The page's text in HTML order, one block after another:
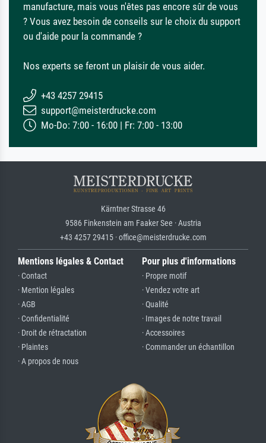
manufacture, mais vous n'êtes pas encore sûr de vous
? Vous avez besoin de conseils sur le choix du support
ou d'aide pour la commande ?
Nos experts se feront un plaisir de vous aider.
+43 4257 29415
support@meisterdrucke.com
Mo-Do: 7:00 - 16:00 | Fr: 7:00 - 13:00
Kärntner Strasse 46
9586 Finkenstein am Faaker See · Austria
+43 4257 29415 · office@meisterdrucke.com
Mentions légales & Contact
· Contact
· Mention légales
· AGB
· Confidentialité
· Droit de rétractation
· Plaintes
· A propos de nous
Pour plus d'informations
· Propre motif
· Vendez votre art
· Qualité
· Images de notre travail
· Accessoires
· Commander un échantillon